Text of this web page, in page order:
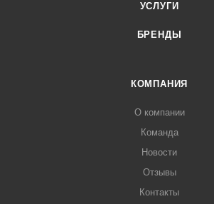
УСЛУГИ
БРЕНДЫ
КОМПАНИЯ
О компании
Команда
Новости
Отзывы
Контакты